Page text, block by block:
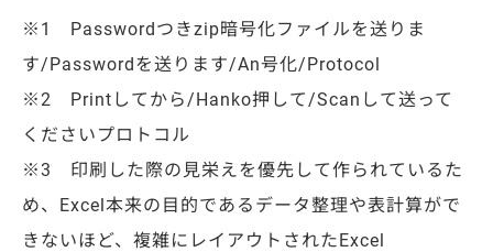
※1 Passwordつきzip暗号化ファイルを送りま
す/Passwordを送ります/An号化/Protocol
※2 Printしてから/Hanko押して/Scanして送って
くださいプロトコル
※3 印刷した際の見栄えを優先して作られているた
め、Excel本来の目的であるデータ整理や表計算がで
きないほど、複雑にレイアウトされたExcel